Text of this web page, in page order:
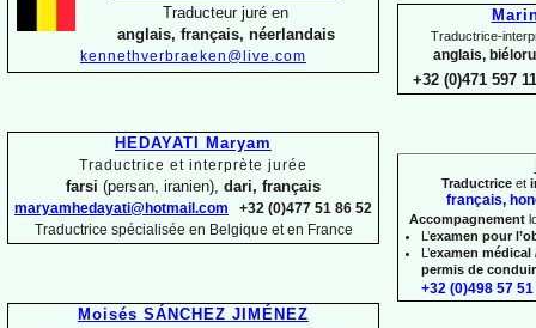
Traductrice-
anglais,
+32 (0)471 597
Traductrice et
français,
Accompagnement
L’examen pour
L’examen
permis de
+32 (0)498 57 51
Traducteur juré en
anglais, français, néerlandais
kennethverbraeken@live.com
HEDAYATI Maryam
Traductrice et interprète jurée
farsi (persan, iranien), dari, français
maryamhedayati@hotmail.com +32 (0)477 51 86 52
Traductrice spécialisée en Belgique et en France
Moisés SÁNCHEZ JIMÉNEZ